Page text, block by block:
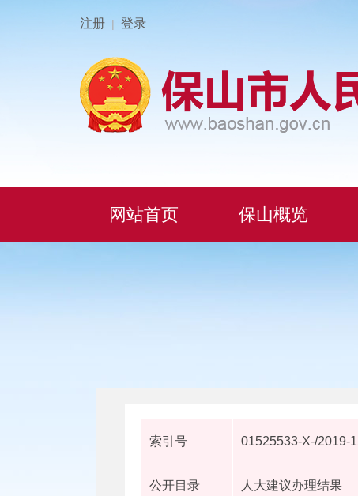
注册 | 登录
网站首页 保山概览
索引号 01525533-X-/2019-
公开目录 人大建议办理结果